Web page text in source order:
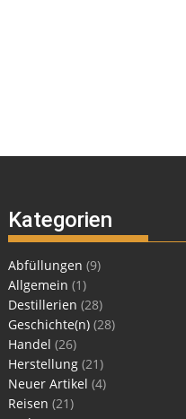
Kategorien
Abfüllungen (9)
Allgemein (1)
Destillerien (28)
Geschichte(n)(28)
Handel (26)
Herstellung(21)
Neuer Artikel (4)
Reisen (21)